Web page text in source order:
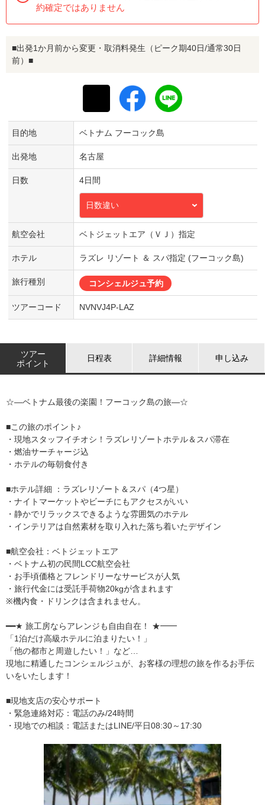
約確定ではありません
■出発1か月前から変更・取消料発生（ピーク期40日/通常30日
前）■
目的地 ベトナム フーコック島
出発地 名古屋
日数 4日間
日数違い
航空会社 ベトジェットエア（ＶＪ）指定
ホテル ラズレ リゾート ＆ スパ指定 (フーコック島)
旅行種別 コンシェルジュ予約
ツアーコード NVNVJ4P-LAZ
ツアー
ポイント
日程表 詳細情報 申し込み
☆―ベトナム最後の楽園！フーコック島の旅―☆
■この旅のポイント♪
・現地スタッフイチオシ！ラズレリゾートホテル＆スパ滞在
・燃油サーチャージ込
・ホテルの毎朝食付き
■ホテル詳細 ：ラズレリゾート＆スパ（4つ星）
・ナイトマーケットやビーチにもアクセスがいい
・静かでリラックスできるような雰囲気のホテル
・インテリアは自然素材を取り入れた落ち着いたデザイン
■航空会社：ベトジェットエア
・ベトナム初の民間LCC航空会社
・お手頃価格とフレンドリーなサービスが人気
・旅行代金には受託手荷物20kgが含まれます
※機内食・ドリンクは含まれません。
━━★ 旅工房ならアレンジも自由自在！ ★━━
「1泊だけ高級ホテルに泊まりたい！」
「他の都市と周遊したい！」など…
現地に精通したコンシェルジュが、お客様の理想の旅を作るお手伝
いをいたします！
■現地支店の安心サポート
・緊急連絡対応：電話のみ/24時間
・現地での相談：電話またはLINE/平日08:30～17:30